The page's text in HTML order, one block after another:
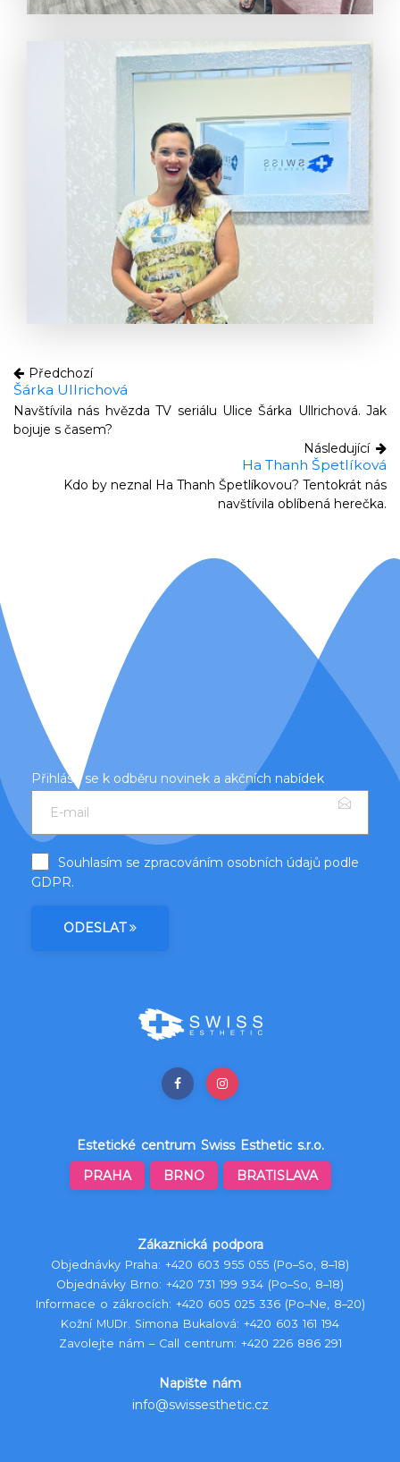
Předchozí
Šárka Ullrichová
Navštívila nás hvězda TV seriálu Ulice Šárka Ullrichová. Jak
bojuje s časem?
Následující
Ha Thanh Špetlíková
Kdo by neznal Ha Thanh Špetlíkovou? Tentokrát nás
navštívila oblíbená herečka.
Přihlásit se k odběru novinek a akčních nabídek
Souhlasím se zpracováním osobních údajů podle
GDPR.
ODESLAT
Estetické centrum Swiss Esthetic s.r.o.
PRAHA
BRNO BRATISLAVA
Zákaznická podpora
Objednávky Praha: +420 603 955 055 (Po–So, 8–18)
Objednávky Brno: +420 731 199 934 (Po–So, 8–18)
Informace o zákrocích: +420 605 025 336(Po–Ne, 8–20)
Kožní MUDr. Simona Bukalová: +420 603 161 194
Zavolejte nám – Call centrum: +420 226 886 291
Napište nám
info@swissesthetic.cz